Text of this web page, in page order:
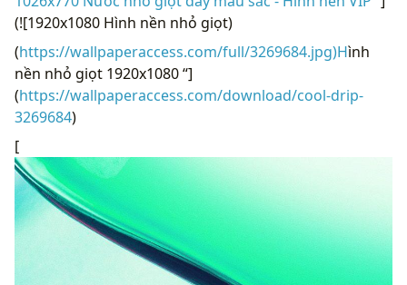
(![1920x1080 Hình nền nhỏ giọt)
(https://wallpaperaccess.com/full/3269684.jpg)Hình
nền nhỏ giọt 1920x1080 “]
(https://wallpaperaccess.com/download/cool-drip-
3269684)
[